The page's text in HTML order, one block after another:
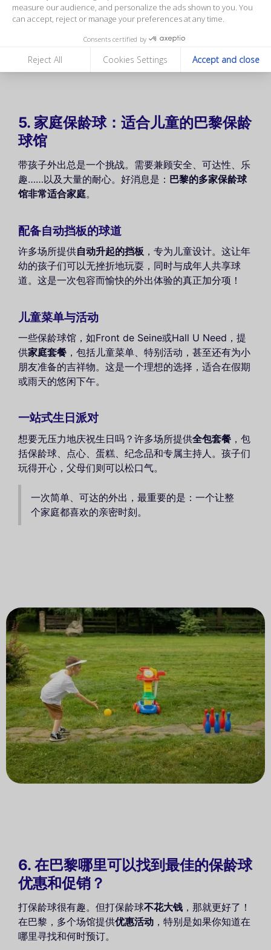
measure our audience, and personalize the ads shown to you. You
can accept, reject or manage your preferences at any time.
Consents certified by
Reject All Cookies Settings Accept and close
5. 家庭保龄球：适合儿童的巴黎保龄
球馆
带孩子外出总是一个挑战。需要兼顾安全、可达性、乐
趣……以及大量的耐心。好消息是： 巴黎的多家保龄球
馆非常适合家庭。
配备自动挡板的球道
许多场所提供自动升起的挡板 ，专为儿童设计。这让年
幼的孩子们可以无挫折地玩耍，同时与成年人共享球
道。这是一次包容而愉快的外出体验的真正加分项！
儿童菜单与活动
一些保龄球馆，如Front de Seine或Hall U Need，提
供家庭套餐 ，包括儿童菜单、特别活动，甚至还有为小
朋友准备的吉祥物。这是一个理想的选择，适合在假期
或雨天的悠闲下午。
一站式生日派对
想要无压力地庆祝生日吗？许多场所提供全包套餐 ，包
括保龄球、点心、蛋糕、纪念品和专属主持人。孩子们
玩得开心，父母们则可以松口气。
一次简单、可达的外出，最重要的是：一个让整
个家庭都喜欢的亲密时刻。
6. 在巴黎哪里可以找到最佳的保龄球
优惠和促销？
打保龄球很有趣。但打保龄球不花大钱 ，那就更好了！
在巴黎，多个场馆提供优惠活动 ，特别是如果你知道在
哪里寻找和何时预订。